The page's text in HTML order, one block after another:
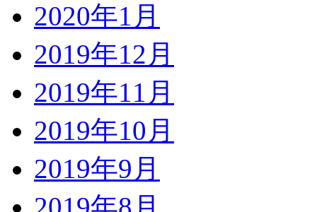
2020年1月
2019年12月
2019年11月
2019年10月
2019年9月